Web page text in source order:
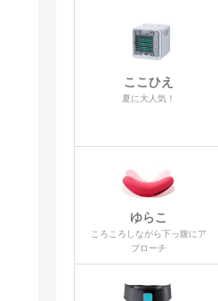
ここひえ
夏に大人気！
ゆらこ
ころころしながら下っ腹にア
プローチ